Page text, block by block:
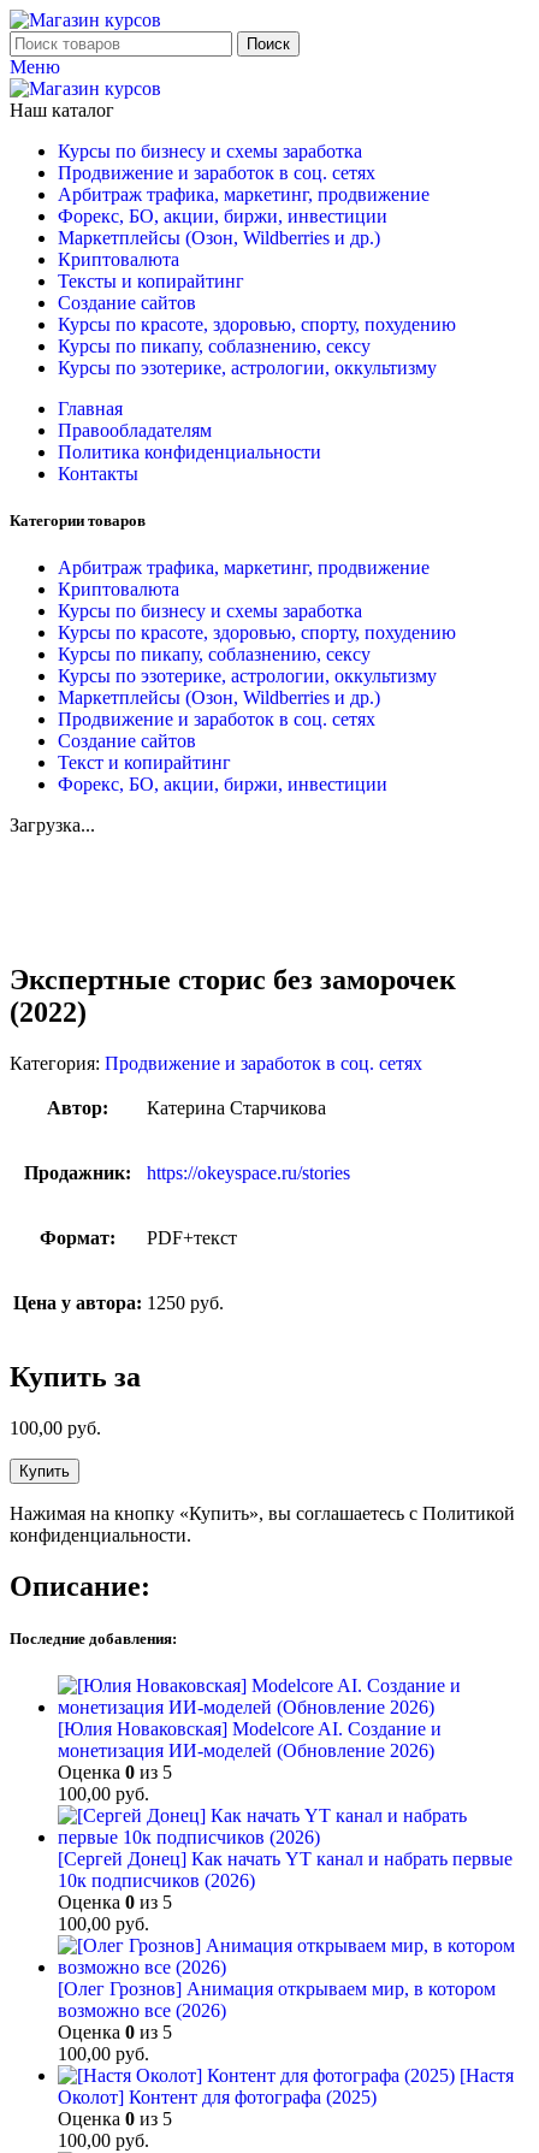
Поиск
Меню
Наш каталог
Курсы по бизнесу и схемы заработка
Продвижение и заработок в соц. сетях
Арбитраж трафика, маркетинг, продвижение
Форекс, БО, акции, биржи, инвестиции
Маркетплейсы (Озон, Wildberries и др.)
Криптовалюта
Тексты и копирайтинг
Создание сайтов
Курсы по красоте, здоровью, спорту, похудению
Курсы по пикапу, соблазнению, сексу
Курсы по эзотерике, астрологии, оккультизму
Главная
Правообладателям
Политика конфиденциальности
Контакты
Категории товаров
Арбитраж трафика, маркетинг, продвижение
Криптовалюта
Курсы по бизнесу и схемы заработка
Курсы по красоте, здоровью, спорту, похудению
Курсы по пикапу, соблазнению, сексу
Курсы по эзотерике, астрологии, оккультизму
Маркетплейсы (Озон, Wildberries и др.)
Продвижение и заработок в соц. сетях
Создание сайтов
Текст и копирайтинг
Форекс, БО, акции, биржи, инвестиции
Загрузка...
Экспертные сторис без заморочек
(2022)
Категория: Продвижение и заработок в соц. сетях
Автор: Катерина Старчикова
Продажник: https://okeyspace.ru/stories
Формат: PDF+текст
Цена у автора: 1250 руб.
Купить за
100,00 руб.
Купить
Нажимая на кнопку «Купить», вы соглашаетесь с Политикой
конфиденциальности.
Описание:
Последние добавления:
[Юлия Новаковская] Modelcore AI. Создание и
монетизация ИИ-моделей (Обновление 2026)
Оценка 0 из 5
100,00 руб.
[Сергей Донец] Как начать YT канал и набрать первые
10к подписчиков (2026)
Оценка 0 из 5
100,00 руб.
[Олег Грознов] Анимация открываем мир, в котором
возможно все (2026)
Оценка 0 из 5
100,00 руб.
[Настя
Околот] Контент для фотографа (2025)
Оценка 0 из 5
100,00 руб.